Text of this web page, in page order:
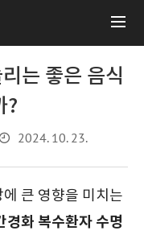
는 좋은 음식
?
2024. 10. 23.
큰 영향을 미치는
경화 복수환자 수명